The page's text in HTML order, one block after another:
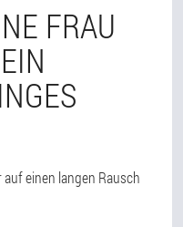
FRAU
einen langen Rausch